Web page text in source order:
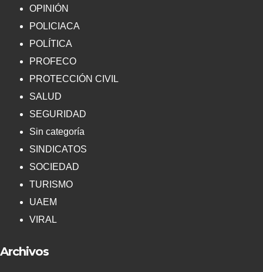
OPINIÓN
POLICIACA
POLÍTICA
PROFECO
PROTECCIÓN CIVIL
SALUD
SEGURIDAD
Sin categoría
SINDICATOS
SOCIEDAD
TURISMO
UAEM
VIRAL
Archivos